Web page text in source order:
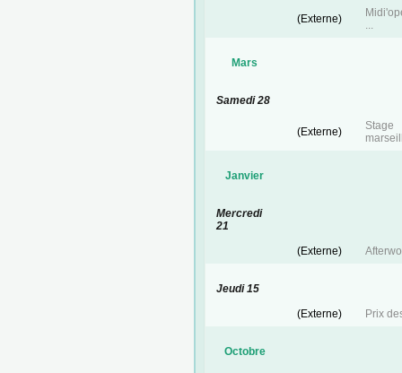
(Externe)
...
Mars
Samedi 28
(Externe)
Janvier
Mercredi
21
(Externe)
Jeudi 15
(Externe)
Prix
Octobre